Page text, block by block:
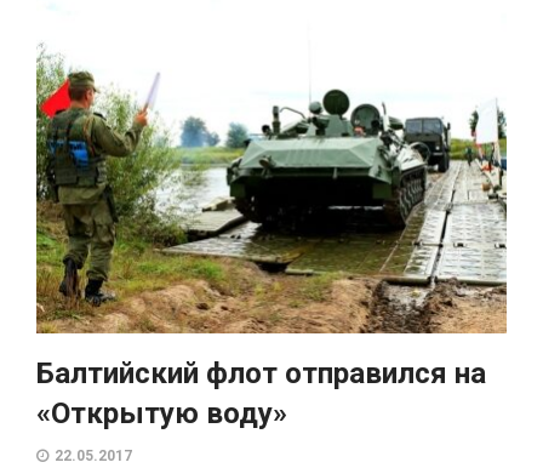
Балтийский флот отправился на
«Открытую воду»
22.05.2017